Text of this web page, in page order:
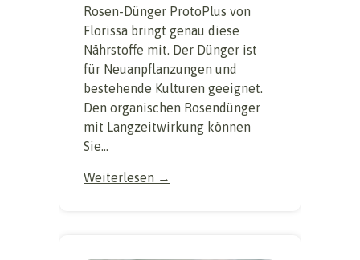
Rosen-Dünger ProtoPlus von
Florissa bringt genau diese
Nährstoffe mit. Der Dünger ist
für Neuanpflanzungen und
bestehende Kulturen geeignet.
Den organischen Rosendünger
mit Langzeitwirkung können
Sie...
Weiterlesen →